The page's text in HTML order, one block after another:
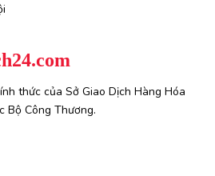
thức của Sở Giao Dịch Hàng Hóa
Bộ Công Thương.